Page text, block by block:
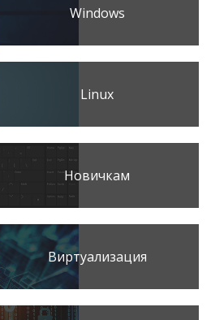
Windows
Linux
Новичкам
Виртуализация